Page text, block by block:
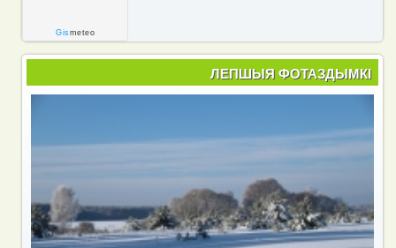
Gismeteo
ЛЕПШЫЯ ФОТАЗДЫМКІ